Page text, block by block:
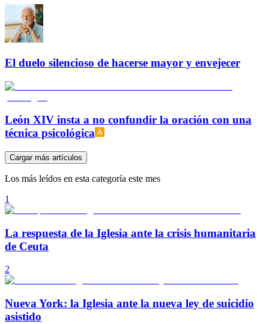
El duelo silencioso de hacerse mayor y envejecer
León XIV insta a no confundir la oración con una
técnica psicológica
Cargar más artículos
Los más leídos en esta categoría este mes
1
La respuesta de la Iglesia ante la crisis humanitaria
de Ceuta
2
Nueva York: la Iglesia ante la nueva ley de suicidio
asistido